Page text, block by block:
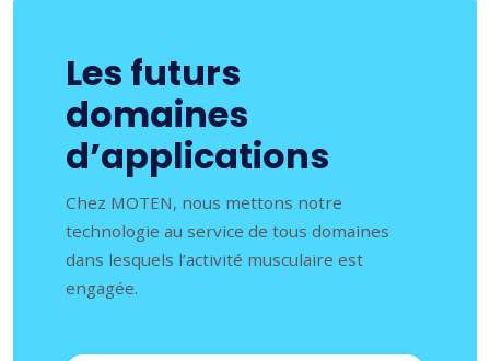
Les futurs
domaines
d’applications
Chez MOTEN, nous mettons notre
technologie au service de tous domaines
dans lesquels l’activité musculaire est
engagée.